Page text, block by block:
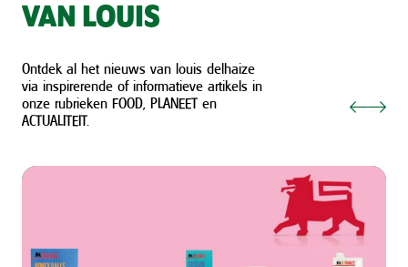
VAN LOUIS
Ontdek al het nieuws van louis delhaize
via inspirerende of informatieve artikels in
onze rubrieken FOOD, PLANEET en
ACTUALITEIT.